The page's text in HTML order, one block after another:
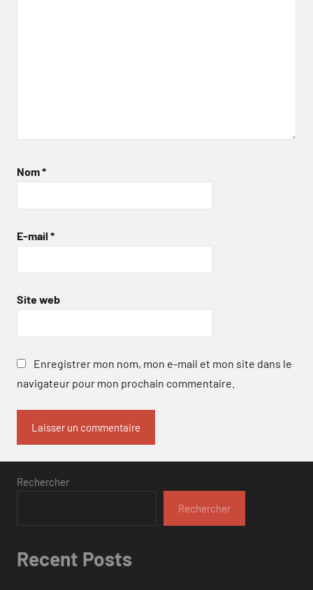
Nom*
E-mail *
Site web
Enregistrer mon nom, mon e-mail et mon site dans le
navigateur pour mon prochain commentaire.
Rechercher
Rechercher
Recent Posts